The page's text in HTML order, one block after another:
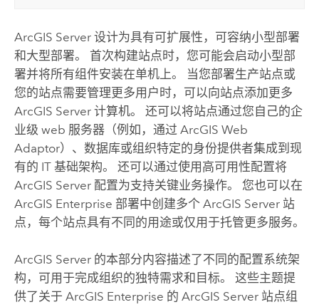
ArcGIS Server设计为具有可扩展性，可容纳小型部署
和大型部署。 首次构建站点时，您可能会启动小型部
署并将所有组件安装在单机上。 当您部署生产站点或
您的站点需要管理更多用户时，可以向站点添加更多
ArcGIS Server计算机。 还可以将站点通过您自己的企
业级 web 服务器（例如，通过 ArcGIS Web
Adaptor）、数据库或组织特定的身份提供者集成到现
有的 IT 基础架构。 还可以通过使用高可用性配置将
ArcGIS Server配置为支持关键业务操作。 您也可以在
ArcGIS Enterprise 部署中创建多个 ArcGIS Server站
点，每个站点具有不同的用途或仅用于托管更多服务。
ArcGIS Server的本部分内容描述了不同的配置系统架
构，可用于完成组织的独特需求和目标。 这些主题提
供了关于 ArcGIS Enterprise 的 ArcGIS Server站点组